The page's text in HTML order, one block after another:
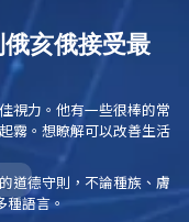
亥俄接受最
視力。他有一些很棒的常
霧。想瞭解可以改善生活
道德守則，不論種族、膚
語言。